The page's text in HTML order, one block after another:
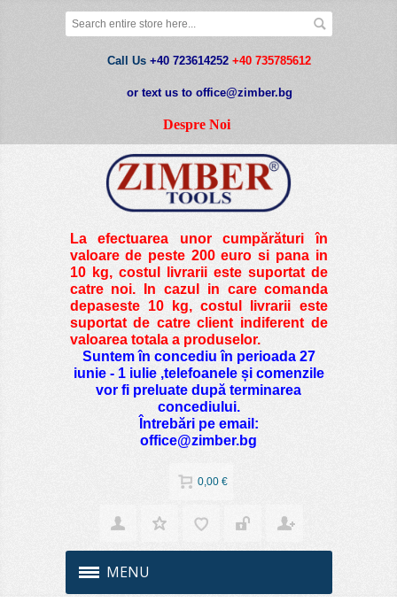
Call Us +40 723614252 +40 735785612
or text us to office@zimber.bg
Despre Noi
La efectuarea unor cumpărături în
valoare de peste200 euro si pana in
10 kg, costul livrarii este suportat de
catre noi. In cazul in care comanda
depaseste 10 kg, costul livrarii este
suportat de catre client indiferent de
valoarea totala a produselor.
Suntem în concediu în perioada 27
iunie - 1 iulie ,telefoanele și comenzile
vor fi preluate după terminarea
concediului.
Întrebări pe email:
office@zimber.bg
0,00 €
MENU